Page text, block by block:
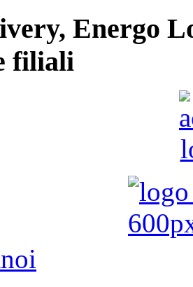
Energo
filiali